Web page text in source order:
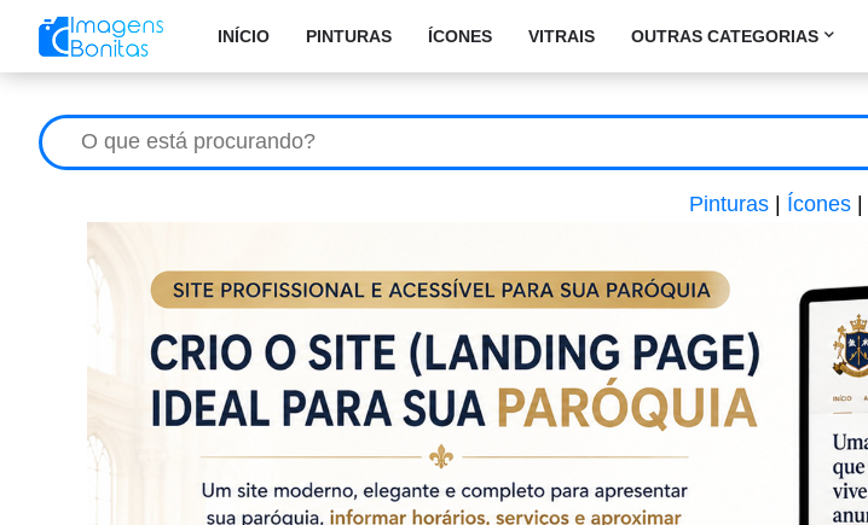
INÍCIO PINTURAS ÍCONES VITRAIS OUTRAS CATEGORIAS
Pinturas Ícones